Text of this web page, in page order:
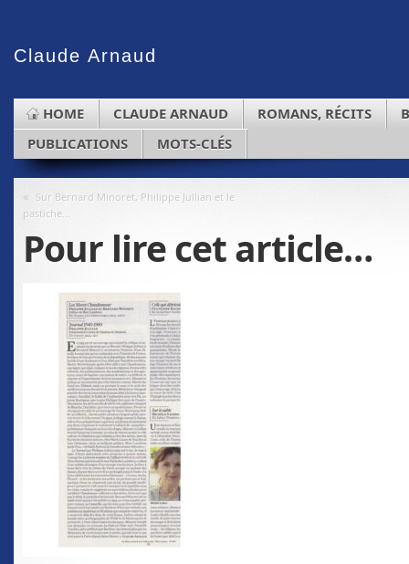
Claude Arnaud
HOME CLAUDE ARNAUD ROMANS, RÉCITS
PUBLICATIONS
MOTS-CLÉS
« Sur Bernard Minoret, Philippe Jullian et le
pastiche…
Pour lire cet article…